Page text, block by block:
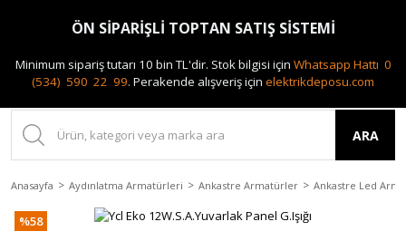
0(212) 240 87 88
ARA
Anasayfa Aydınlatma Armatürleri Ankastre Armatürler Ankastre Led
%58
ÖN SİPARİŞLİ TOPTAN SATIŞ SİSTEMİ
Minimum sipariş tutarı 10 bin TL'dir. Stok bilgisi için Whatsapp Hattı 0
(534) 590 22 99. Perakende alışveriş için elektrikdeposu.com